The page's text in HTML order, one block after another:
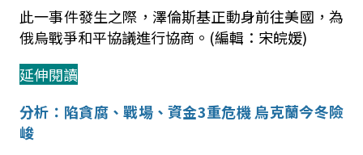
此一事件發生之際，澤倫斯基正動身前往美國，為
俄烏戰爭和平協議進行協商。(編輯：宋皖媛)
延伸閱讀
分析：陷貪腐、戰場、資金3重危機 烏克蘭今冬險
峻